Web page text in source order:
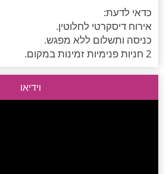
כדאי לדעת:
אירוח דיסקרטי לחלוטין.
כניסה ותשלום ללא מפגש.
2 חניות פנימיות זמינות במקום.
וידיאו